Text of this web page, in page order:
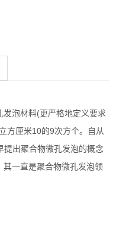
泡材料(更严格地定义要求
方厘米10的9次方个。自从
出聚合物微孔发泡的概念
其一直是聚合物微孔发泡领